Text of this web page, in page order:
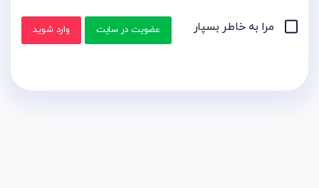
عضویت در سایت وارد شوید مرا به خاطر بسپار